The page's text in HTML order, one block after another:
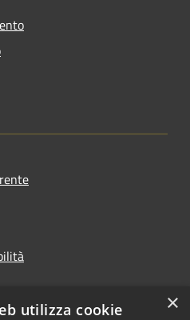
×
utilizza cookie